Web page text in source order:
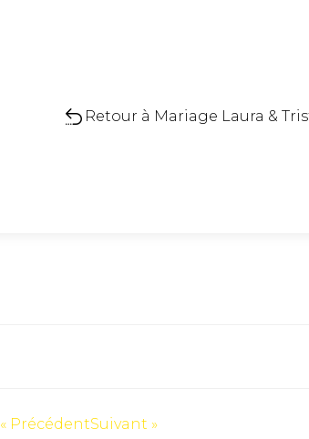
Retour à Mariage Laura &
« PrécédentSuivant »